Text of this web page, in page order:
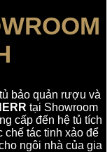
bảo quản rượu và
tại Showroom
cấp đến hệ tủ tích
chế tác tinh xảo để
ngôi nhà của gia